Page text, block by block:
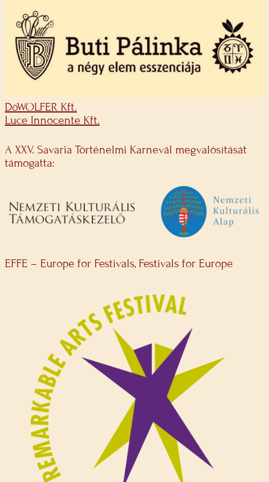
DöWOLFER Kft.
Luce Innocente Kft.
A XXV. Savaria Történelmi Karnevál megvalósítását
támogatta:
EFFE – Europe for Festivals, Festivals for Europe